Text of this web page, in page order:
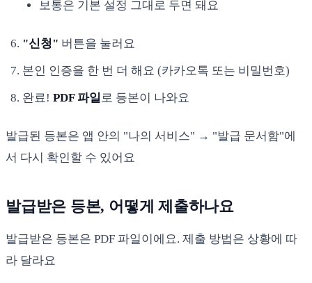
보통은 기본 설정 그대로 두면 돼요
"신청" 버튼을 눌러요
본인 인증을 한 번 더 해요 (카카오톡 또는 비밀번호)
완료! PDF 파일로 등본이 나와요
발급된 등본은 앱 안의 "나의 서비스" → "발급 문서함"에
서 다시 확인할 수 있어요
발급받은 등본, 어떻게 제출하나요
발급받은 등본은 PDF 파일이에요. 제출 방법은 상황에 따
라 달라요